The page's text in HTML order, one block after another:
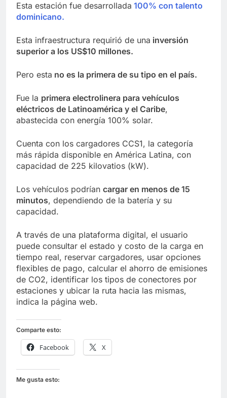
Esta estación fue desarrollada 100% con talento
dominicano.
Esta infraestructura requirió de una inversión
superior a los US$10 millones.
Pero esta no es la primera de su tipo en el país.
Fue la primera electrolinera para vehículos
eléctricos de Latinoamérica y el Caribe,
abastecida con energía 100% solar.
Cuenta con los cargadores CCS1, la categoría
más rápida disponible en América Latina, con
capacidad de 225 kilovatios (kW).
Los vehículos podrían cargar en menos de 15
minutos, dependiendo de la batería y su
capacidad.
A través de una plataforma digital, el usuario
puede consultar el estado y costo de la carga en
tiempo real, reservar cargadores, usar opciones
flexibles de pago, calcular el ahorro de emisiones
de CO2, identificar los tipos de conectores por
estaciones y ubicar la ruta hacia las mismas,
indica la página web.
Comparte esto:
Facebook X
Me gusta esto: